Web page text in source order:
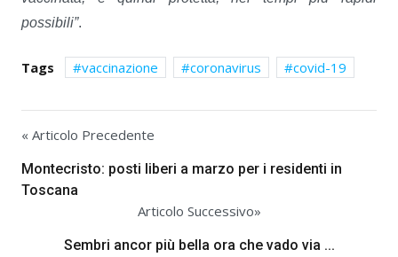
possibili”.
Tags vaccinazione coronavirus covid-19
« Articolo Precedente
Montecristo: posti liberi a marzo per i residenti in
Toscana
Articolo Successivo»
Sembri ancor più bella ora che vado via ...